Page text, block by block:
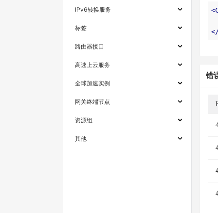
IPv6转换服务
标签
路由器接口
高速上云服务
全球加速实例
网关终端节点
资源组
其他
<
错